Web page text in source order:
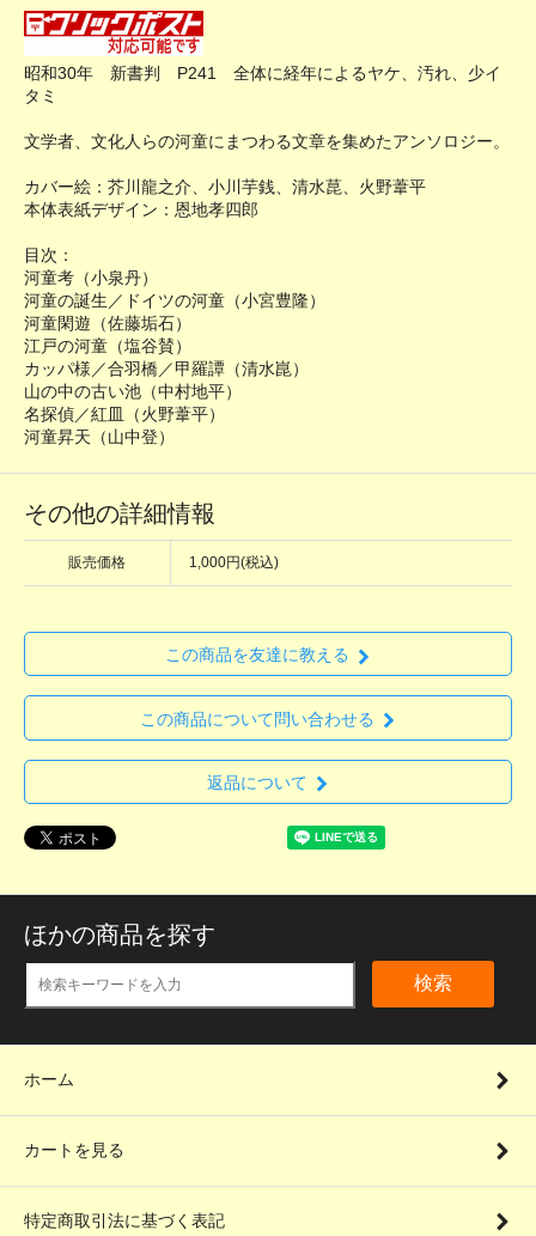
昭和30年 新書判 P241 全体に経年によるヤケ、汚れ、少イ
タミ
文学者、文化人らの河童にまつわる文章を集めたアンソロジー。
カバー絵：芥川龍之介、小川芋銭、清水菎、火野葦平
本体表紙デザイン：恩地孝四郎
目次：
河童考（小泉丹）
河童の誕生／ドイツの河童（小宮豊隆）
河童閑遊（佐藤垢石）
江戸の河童（塩谷賛）
カッパ様／合羽橋／甲羅譚（清水崑）
山の中の古い池（中村地平）
名探偵／紅皿（火野葦平）
河童昇天（山中登）
その他の詳細情報
販売価格 1,000円(税込)
この商品を友達に教える
この商品について問い合わせる
返品について
ほかの商品を探す
検索
ホーム
カートを見る
特定商取引法に基づく表記